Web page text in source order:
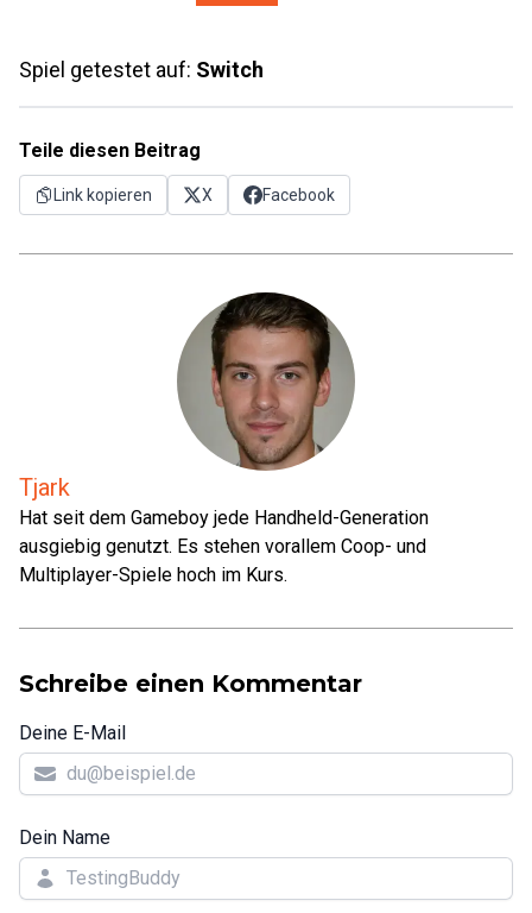
Spiel getestet auf: Switch
Teile diesen Beitrag
Link kopieren X Facebook
Tjark
Hat seit dem Gameboy jede Handheld-Generation
ausgiebig genutzt. Es stehen vorallem Coop- und
Multiplayer-Spiele hoch im Kurs.
Schreibe einen Kommentar
Deine E-Mail
Dein Name